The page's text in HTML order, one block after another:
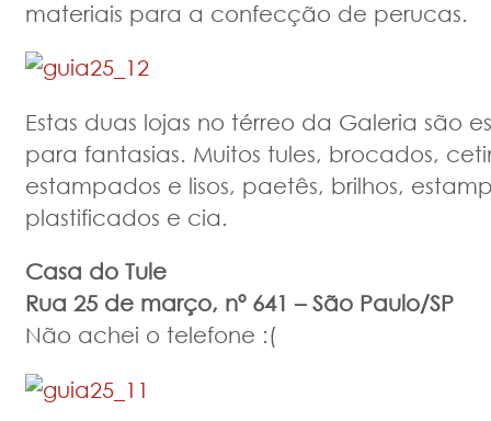
materiais para a confecção de perucas.
Estas duas lojas no térreo da Galeria são
para fantasias. Muitos tules, brocados,
estampados e lisos, paetês, brilhos,
plastificados e cia.
Casa do Tule
Rua 25 de março, nº 641 – São Paulo/SP
Não achei o telefone :(